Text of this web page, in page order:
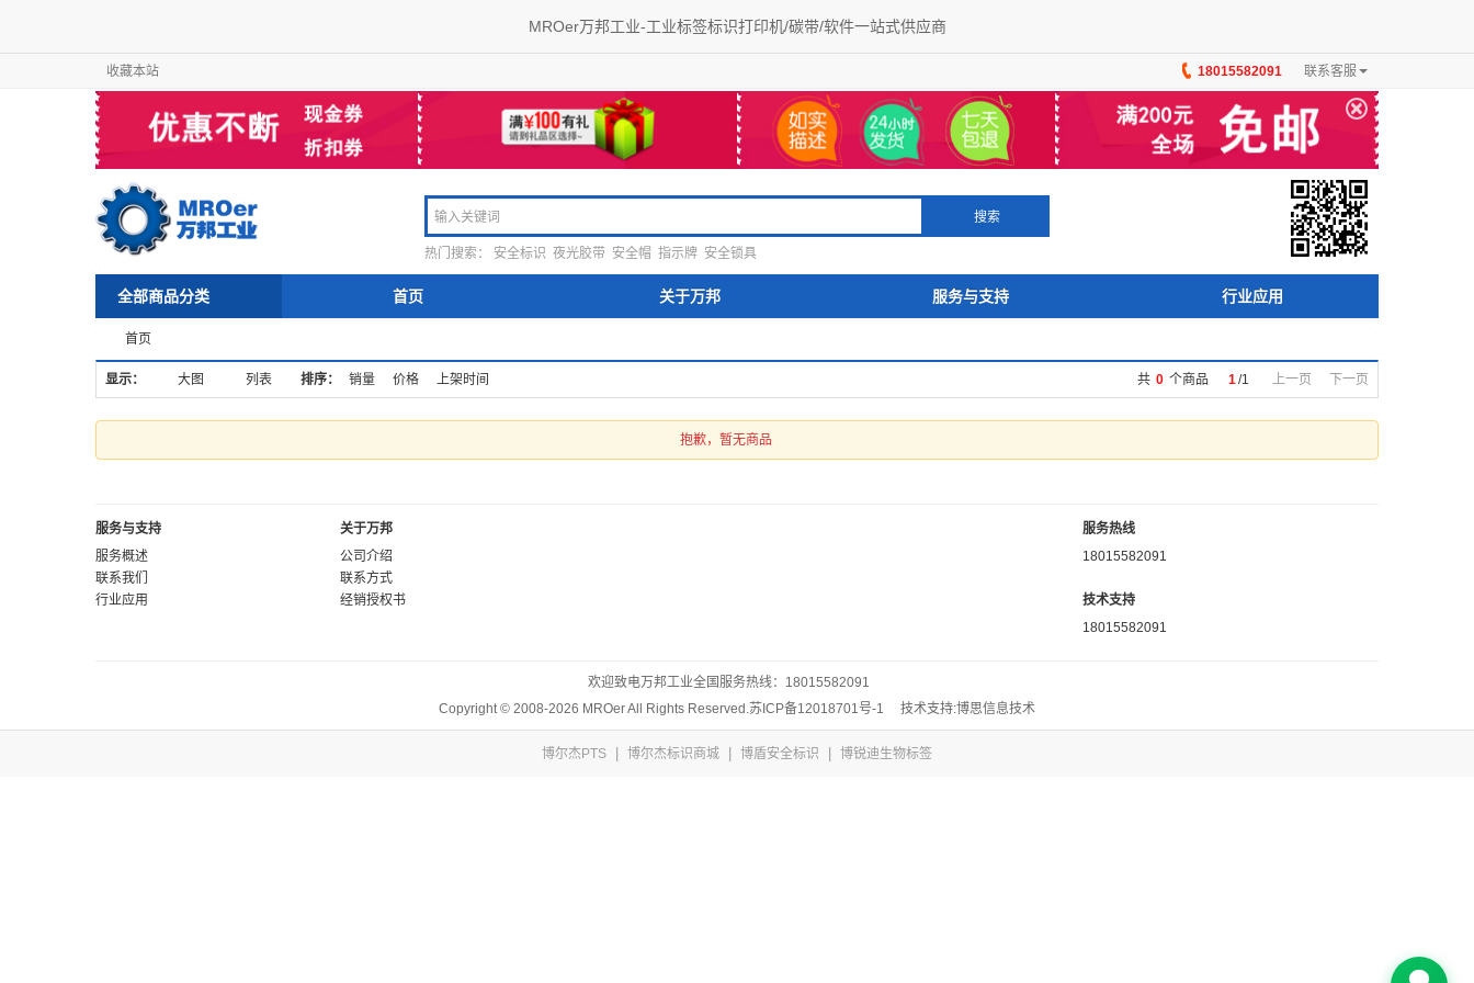
MROer万邦工业-工业标签标识打印机/碳带/软件一站式供应商
收藏本站 18015582091 联系客服
×
搜索
热门搜索： 安全标识 夜光胶带 安全帽 指示牌 安全锁具
全部商品分类 首页 关于万邦 服务与支持 行业应用
首页
显示： 大图 列表 排序： 销量 价格 上架时间 共 0 个商品 1 /1 上一页 下一页
抱歉，暂无商品
服务与支持
服务概述
联系我们
行业应用
关于万邦
公司介绍
联系方式
经销授权书
服务热线
18015582091
技术支持
18015582091
欢迎致电万邦工业全国服务热线： 18015582091
Copyright © 2008-2026 MROer All Rights Reserved. 苏ICP备12018701号-1 技术支持:博思信息技术
博尔杰PTS 博尔杰标识商城 博盾安全标识 博锐迪生物标签